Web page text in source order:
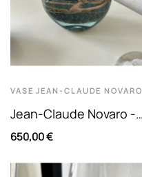
VASE JEAN-CLAUDE NOVARO
Jean-Claude Novaro -
Grand Vase Soliflore À
650,00 €